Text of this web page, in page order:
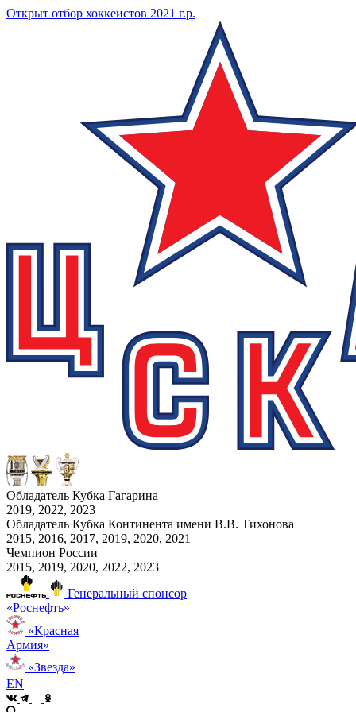
Открыт отбор хоккеистов 2021 г.р.
Обладатель Кубка Гагарина
2019, 2022, 2023
Обладатель Кубка Континента имени В.В. Тихонова
2015, 2016, 2017, 2019, 2020, 2021
Чемпион России
2015, 2019, 2020, 2022, 2023
Генеральный спонсор
«Роснефть»
«Красная
Армия»
«Звезда»
EN